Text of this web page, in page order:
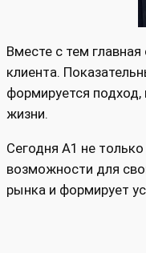
Вместе с тем
клиента.
формируется
жизни.
Сегодня А1 не
возможности для
рынка и формирует